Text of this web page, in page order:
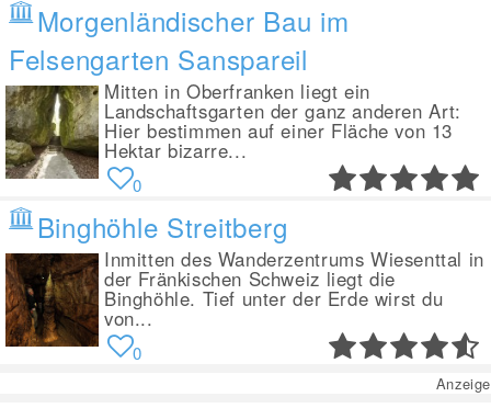
Morgenländischer Bau im
Felsengarten Sanspareil
Mitten in Oberfranken liegt ein
Landschaftsgarten der ganz anderen Art:
Hier bestimmen auf einer Fläche von 13
Hektar bizarre...
0
Binghöhle Streitberg
Inmitten des Wanderzentrums Wiesenttal in
der Fränkischen Schweiz liegt die
Binghöhle. Tief unter der Erde wirst du
von...
0
Anzeige